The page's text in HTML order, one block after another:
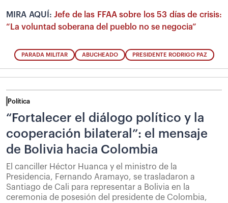
MIRA AQUÍ:Jefe de las FFAA sobre los 53 días de crisis:
“La voluntad soberana del pueblo no se negocia”
PARADA MILITAR ABUCHEADO PRESIDENTE RODRIGO PAZ
Política
“Fortalecer el diálogo político y la
cooperación bilateral”: el mensaje
de Bolivia hacia Colombia
El canciller Héctor Huanca y el ministro de la
Presidencia, Fernando Aramayo, se trasladaron a
Santiago de Cali para representar a Bolivia en la
ceremonia de posesión del presidente de Colombia,